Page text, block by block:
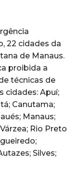
22 cidades da
de Manaus.
proibida a
técnicas de
cidades: Apuí;
Canutama;
Manaus;
Rio Preto
Silves;